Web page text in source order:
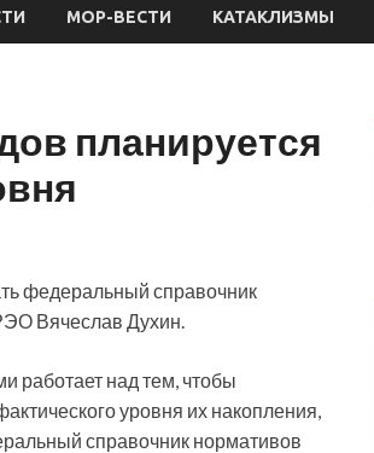
МОР-ВЕСТИ КАТАКЛИЗМЫ
планируется
федеральный справочник
Вячеслав Духин.
работает над тем, чтобы
уровня их накопления,
справочник нормативов